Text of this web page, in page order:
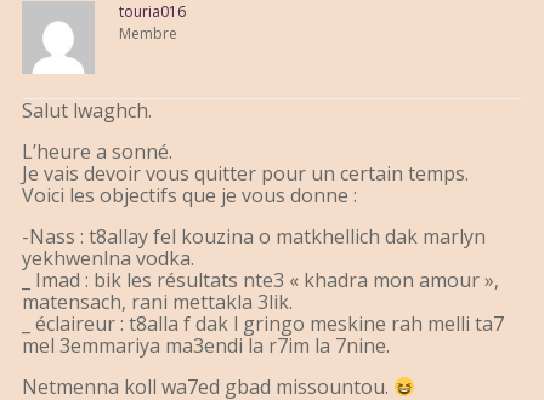
touria016
Membre
Salut lwaghch.
L’heure a sonné.
Je vais devoir vous quitter pour un certain temps.
Voici les objectifs que je vous donne :
-Nass : t8allay fel kouzina o matkhellich dak marlyn
yekhwenlna vodka.
_ Imad : bik les résultats nte3 « khadra mon amour »,
matensach, rani mettakla 3lik.
_ éclaireur : t8alla f dak l gringo meskine rah melli ta7
mel 3emmariya ma3endi la r7im la 7nine.
Netmenna koll wa7ed gbad missountou.